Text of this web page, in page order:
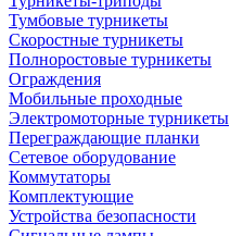
Тумбовые турникеты
Скоростные турникеты
Полноростовые турникеты
Ограждения
Мобильные проходные
Электромоторные турникеты
Переграждающие планки
Сетевое оборудование
Коммутаторы
Комплектующие
Устройства безопасности